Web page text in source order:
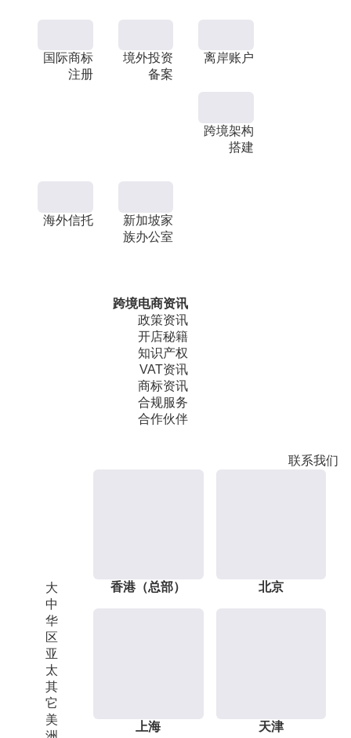
国际商标
注册
境外投资
备案
离岸账户
跨境架构
搭建
海外信托
新加坡家
族办公室
跨境电商资讯
政策资讯
开店秘籍
知识产权
VAT资讯
商标资讯
合规服务
合作伙伴
联系我们
大
中
华
区
亚
太
其
它
美
香港（总部） 北京
上海 天津